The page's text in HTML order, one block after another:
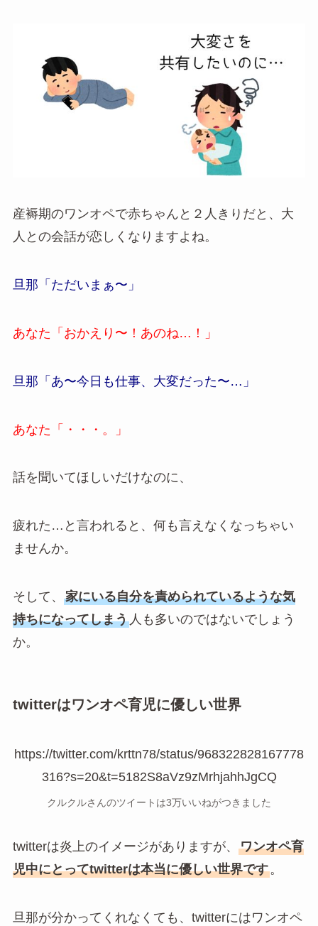
産褥期のワンオペで赤ちゃんと２人きりだと、大
人との会話が恋しくなりますよね。
旦那「ただいまぁ〜」
あなた「おかえり〜！あのね…！」
旦那「あ〜今日も仕事、大変だった〜…」
あなた「・・・。」
話を聞いてほしいだけなのに、
疲れた…と言われると、何も言えなくなっちゃい
ませんか。
そして、 家にいる自分を責められているような気
持ちになってしまう人も多いのではないでしょう
か。
twitterはワンオペ育児に優しい世界
https://twitter.com/krttn78/status/968322828167778
316?s=20&t=5182S8aVz9zMrhjahhJgCQ
クルクルさんのツイートは3万いいねがつきました
twitterは炎上のイメージがありますが、 ワンオペ育
児中にとってtwitterは本当に優しい世界です。
旦那が分かってくれなくても、twitterにはワンオペ